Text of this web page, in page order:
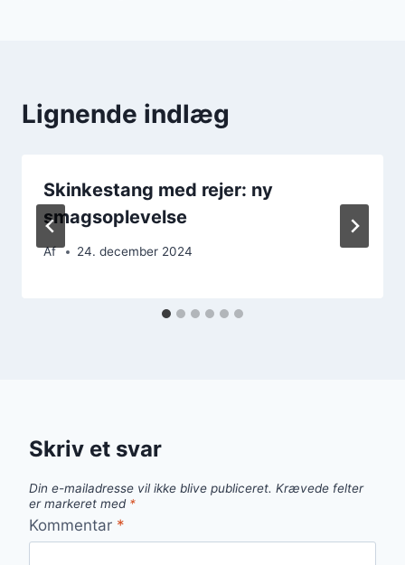
Lignende indlæg
Skinkestang med rejer: ny
smagsoplevelse
Af 24. december 2024
Skriv et svar
Din e-mailadresse vil ikke blive publiceret. Krævede felter
er markeret med *
Kommentar *